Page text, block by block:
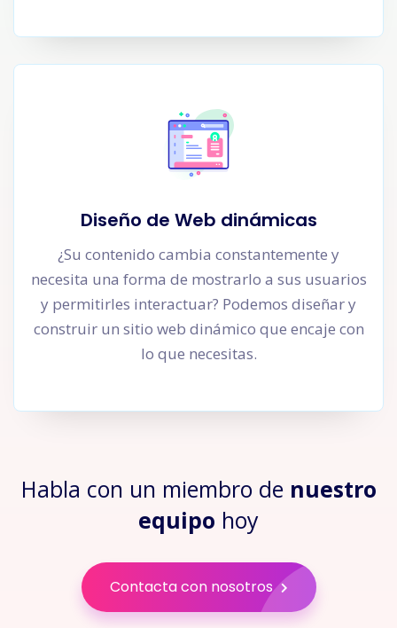
Diseño de Web dinámicas
¿Su contenido cambia constantemente y
necesita una forma de mostrarlo a sus usuarios
y permitirles interactuar? Podemos diseñar y
construir un sitio web dinámico que encaje con
lo que necesitas.
Habla con un miembro de nuestro
equipo hoy
Contacta con nosotros